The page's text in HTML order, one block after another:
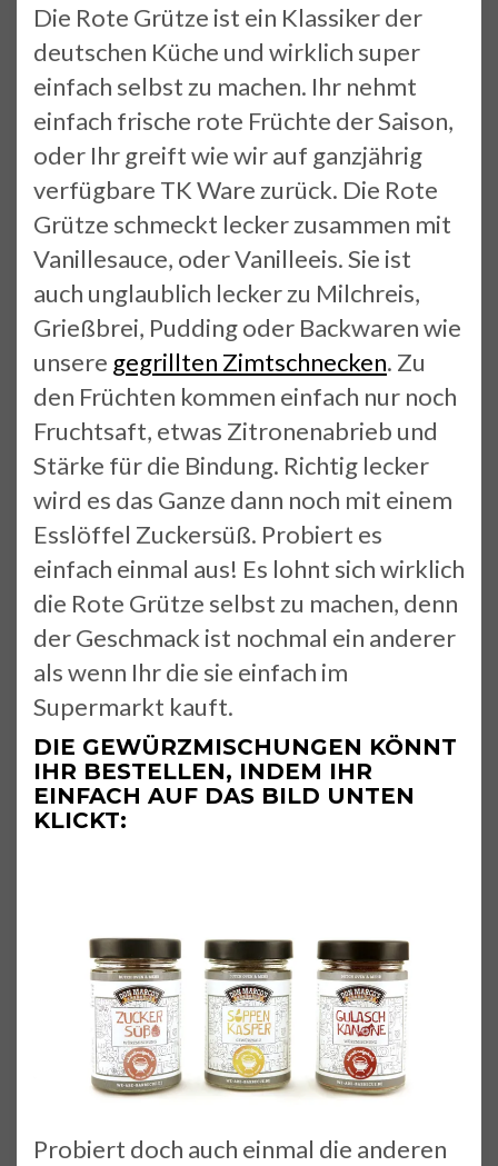
Die Rote Grütze ist ein Klassiker der
deutschen Küche und wirklich super
einfach selbst zu machen. Ihr nehmt
einfach frische rote Früchte der Saison,
oder Ihr greift wie wir auf ganzjährig
verfügbare TK Ware zurück. Die Rote
Grütze schmeckt lecker zusammen mit
Vanillesauce, oder Vanilleeis. Sie ist
auch unglaublich lecker zu Milchreis,
Grießbrei, Pudding oder Backwaren wie
unsere gegrillten Zimtschnecken. Zu
den Früchten kommen einfach nur noch
Fruchtsaft, etwas Zitronenabrieb und
Stärke für die Bindung. Richtig lecker
wird es das Ganze dann noch mit einem
Esslöffel Zuckersüß. Probiert es
einfach einmal aus! Es lohnt sich wirklich
die Rote Grütze selbst zu machen, denn
der Geschmack ist nochmal ein anderer
als wenn Ihr die sie einfach im
Supermarkt kauft.
DIE GEWÜRZMISCHUNGEN KÖNNT
IHR BESTELLEN, INDEM IHR
EINFACH AUF DAS BILD UNTEN
KLICKT:
Probiert doch auch einmal die anderen